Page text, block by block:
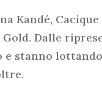
Kandé, Cacique
Dalle
stanno